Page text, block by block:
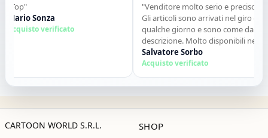
Sonza
verificato
"Venditore molto serio e preciso.
Gli articoli sono arrivati nel giro di
qualche giorno e sono come da
descrizione. Molto disponibili nei
contatti. Consigliato."
Salvatore Sorbo
Acquisto verificato
CARTOON WORLD S.R.L. SHOP